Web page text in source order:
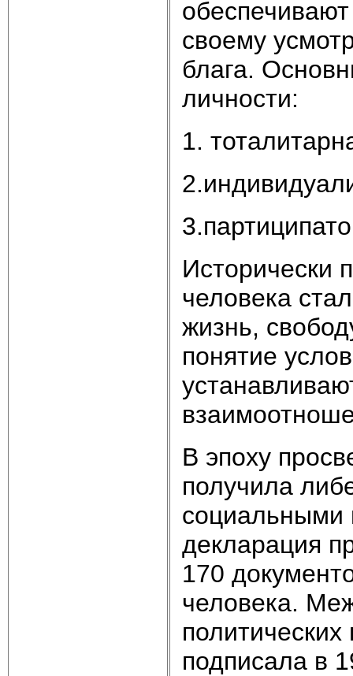
своему
блага.
личности:
1.
Исторически
человека
жизнь,
понятие
В эпоху
получила
социальными
декларация
170
человека.
подписала в